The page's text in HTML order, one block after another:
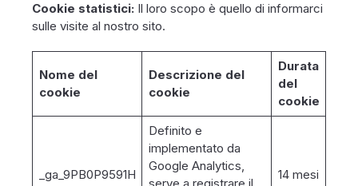
Cookie statistici: Il loro scopo è quello di informarci
sulle visite al nostro sito.
Nome del
cookie
Descrizione del
cookie
Durata
del
cookie
_ga_9PB0P9591H
Definito e
implementato da
Google Analytics,
14 mesi